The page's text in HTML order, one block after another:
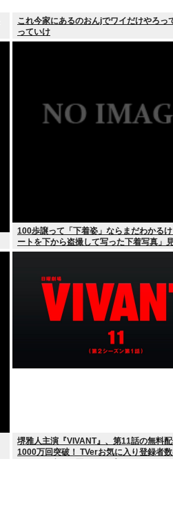
これ今家にあるのおんjでワイだけやろっ
っていけ
100歩譲って「下着姿」ならまだわかる
ートを下から盗撮して写った下着写真」
しいんだ？
堺雅人主演『VIVANT』、第11話の無料
1000万回突破！ TVerお気に入り登録者